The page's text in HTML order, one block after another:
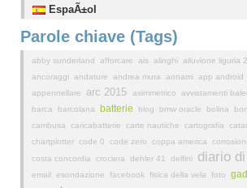
EspaÃ±ol
Parole chiave (Tags)
abby sunderland afforcare ais alinghi alluvione liguria
ancoraggi andature andrea mura aonami app android
appennellare
arc 2015 asimmetrico avvistamenti
barca
barcolana batterie blog bmw oracle bolina
cambusa caricabatterie carte nautiche cartografia
chartplotter code 0 code zero coppa america
costa concordia crociera dehler 41 delfini diario
email esondazione facebook fisica della vela foto